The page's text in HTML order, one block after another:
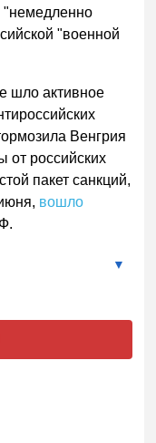
"немедленно
"военной
шло активное
Венгрия
от российских
пакет санкций,
вошло